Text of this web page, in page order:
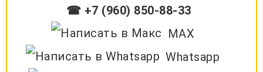
☎ +7 (960) 850-88-33
MAX
Whatsapp